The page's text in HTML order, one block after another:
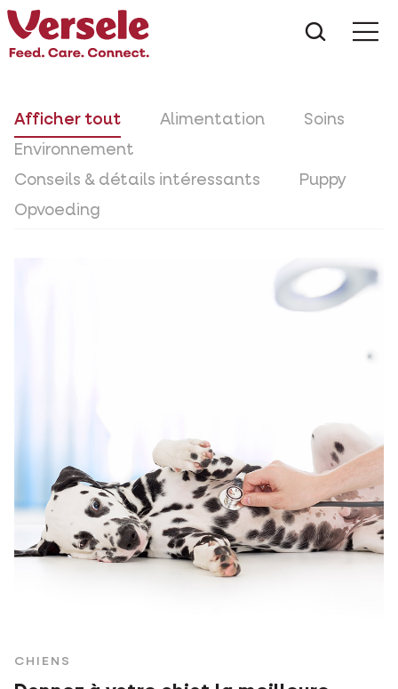
Afficher tout Alimentation
Soins
Environnement
Conseils & détails intéressants
Puppy
Opvoeding
CHIENS